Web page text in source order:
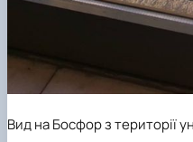
Вид на Босфор з території